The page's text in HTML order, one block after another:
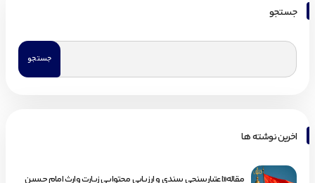
جستجو
اخرین نوشته ها
مقاله«اعتبارسنجی سندی و ارزیابی محتوایی زیارت وارث امام حسین